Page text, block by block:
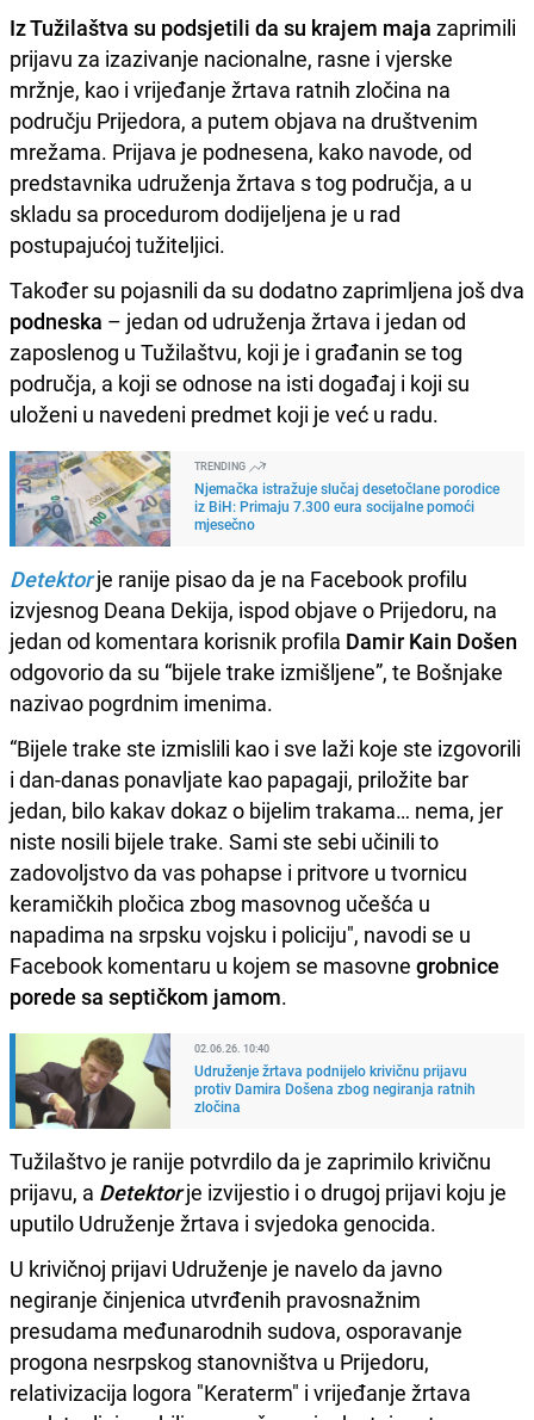
Iz Tužilaštva su podsjetili da su krajem maja zaprimili
prijavu za izazivanje nacionalne, rasne i vjerske
mržnje, kao i vrijeđanje žrtava ratnih zločina na
području Prijedora, a putem objava na društvenim
mrežama. Prijava je podnesena, kako navode, od
predstavnika udruženja žrtava s tog područja, a u
skladu sa procedurom dodijeljena je u rad
postupajućoj tužiteljici.
Također su pojasnili da su dodatno zaprimljena još dva
podneska – jedan od udruženja žrtava i jedan od
zaposlenog u Tužilaštvu, koji je i građanin se tog
područja, a koji se odnose na isti događaj i koji su
uloženi u navedeni predmet koji je već u radu.
TRENDING
Njemačka istražuje slučaj desetočlane porodice
iz BiH: Primaju 7.300 eura socijalne pomoći
mjesečno
Detektor je ranije pisao da je na Facebook profilu
izvjesnog Deana Dekija, ispod objave o Prijedoru, na
jedan od komentara korisnik profila Damir Kain Došen
odgovorio da su “bijele trake izmišljene”, te Bošnjake
nazivao pogrdnim imenima.
“Bijele trake ste izmislili kao i sve laži koje ste izgovorili
i dan-danas ponavljate kao papagaji, priložite bar
jedan, bilo kakav dokaz o bijelim trakama… nema, jer
niste nosili bijele trake. Sami ste sebi učinili to
zadovoljstvo da vas pohapse i pritvore u tvornicu
keramičkih pločica zbog masovnog učešća u
napadima na srpsku vojsku i policiju", navodi se u
Facebook komentaru u kojem se masovne grobnice
porede sa septičkom jamom.
02.06.26. 10:40
Udruženje žrtava podnijelo krivičnu prijavu
protiv Damira Došena zbog negiranja ratnih
zločina
Tužilaštvo je ranije potvrdilo da je zaprimilo krivičnu
prijavu, a Detektor je izvijestio i o drugoj prijavi koju je
uputilo Udruženje žrtava i svjedoka genocida.
U krivičnoj prijavi Udruženje je navelo da javno
negiranje činjenica utvrđenih pravosnažnim
presudama međunarodnih sudova, osporavanje
progona nesrpskog stanovništva u Prijedoru,
relativizacija logora "Keraterm" i vrijeđanje žrtava